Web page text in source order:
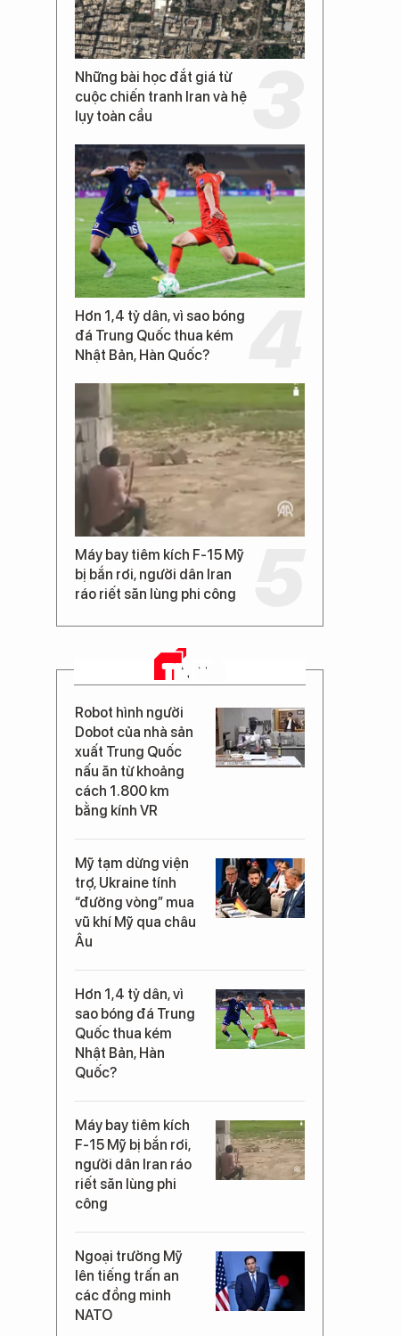
Những bài học đắt giá từ
cuộc chiến tranh Iran và hệ
lụy toàn cầu
Hơn 1,4 tỷ dân, vì sao bóng
đá Trung Quốc thua kém
Nhật Bản, Hàn Quốc?
Máy bay tiêm kích F-15 Mỹ
bị bắn rơi, người dân Iran
ráo riết săn lùng phi công
TIN MỚI
Robot hình người
Dobot của nhà sản
xuất Trung Quốc
nấu ăn từ khoảng
cách 1.800 km
bằng kính VR
Mỹ tạm dừng viện
trợ, Ukraine tính
“đường vòng” mua
vũ khí Mỹ qua châu
Âu
Hơn 1,4 tỷ dân, vì
sao bóng đá Trung
Quốc thua kém
Nhật Bản, Hàn
Quốc?
Máy bay tiêm kích
F-15 Mỹ bị bắn rơi,
người dân Iran ráo
riết săn lùng phi
công
Ngoại trưởng Mỹ
lên tiếng trấn an
các đồng minh
NATO